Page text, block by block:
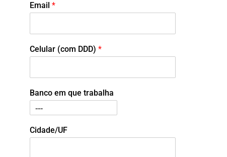
Email *
Celular (com DDD) *
Banco em que trabalha
Cidade/UF